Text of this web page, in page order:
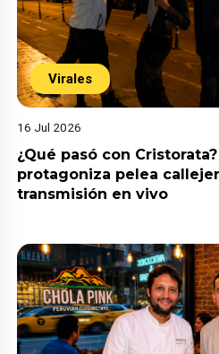
Virales
16 Jul 2026
¿Qué pasó con
protagoniza pelea
transmisión en vivo